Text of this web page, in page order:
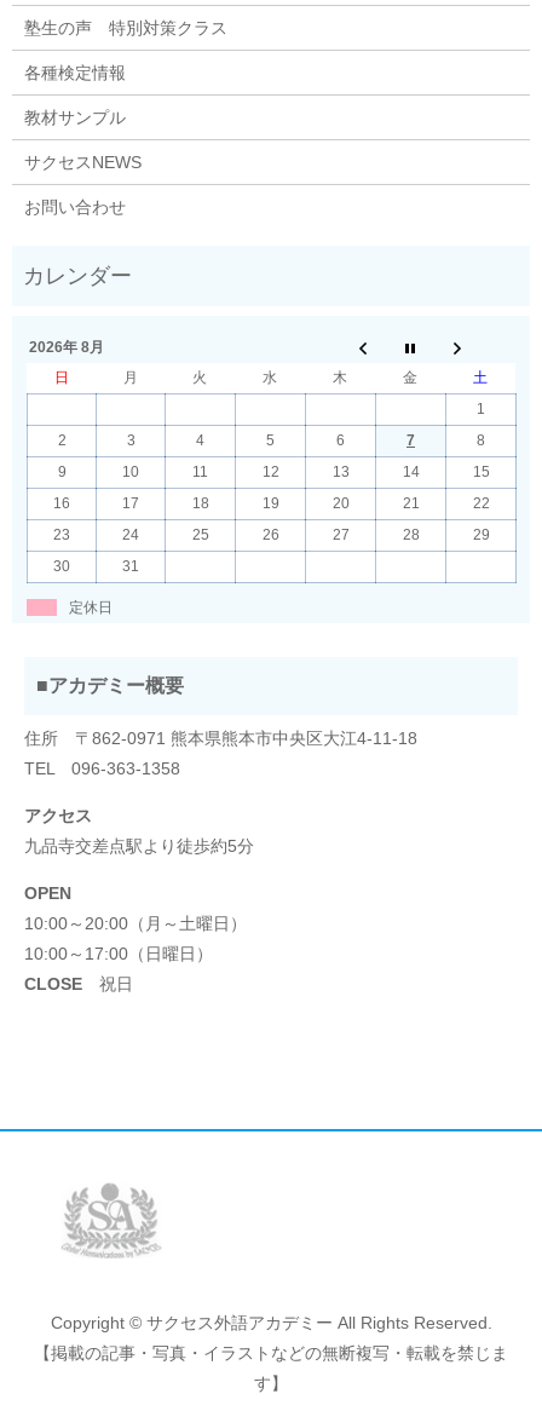
塾生の声 特別対策クラス
各種検定情報
教材サンプル
サクセスNEWS
お問い合わせ
2026年 8月
日
月 火 水 木 金
土
1
2
3 4 5 6 7
8
9
10 11 12 13 14
15
16
17 18 19 20 21
22
23
24 25 26 27 28
29
30
31
定休日
■アカデミー概要
住所 〒862-0971 熊本県熊本市中央区大江4-11-18
TEL 096-363-1358
アクセス
九品寺交差点駅より徒歩約5分
OPEN
10:00～20:00（月～土曜日）
10:00～17:00（日曜日）
CLOSE 祝日
Copyright © サクセス外語アカデミー All Rights Reserved.
【掲載の記事・写真・イラストなどの無断複写・転載を禁じま
す】